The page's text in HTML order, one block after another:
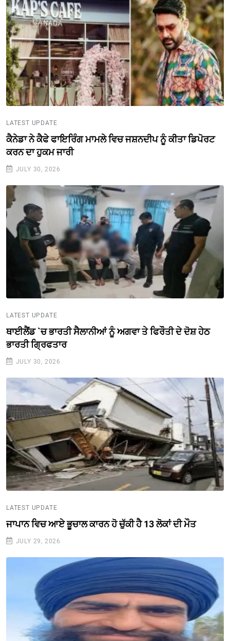
LATEST UPDATE
ਕੈਨੇਡਾ ਨੇ ਕੈਫੇ ਫਾਇਰਿੰਗ ਮਾਮਲੇ ਵਿਚ ਜਸ਼ਨਦੀਪ ਨੂੰ ਕੀਤਾ ਡਿਪੋਰਟ
ਕਰਨ ਦਾ ਹੁਕਮ ਜਾਰੀ
JULY 30, 2026
LATEST UPDATE
ਥਾਈਲੈਂਡ `ਚ ਭਾਰਤੀ ਸੈਲਾਨੀਆਂ ਨੂੰ ਅਗਵਾ ਤੇ ਫਿਰੌਤੀ ਦੇ ਦੋਸ਼ ਹੇਠ
ਭਾਰਤੀ ਗ੍ਰਿਫਤਾਰ
JULY 30, 2026
LATEST UPDATE
ਜਾਪਾਨ ਵਿਚ ਆਏ ਭੂਚਾਲ ਕਾਰਨ ਹੋ ਚੁੱਕੀ ਹੈ 13 ਲੋਕਾਂ ਦੀ ਮੌਤ
JULY 29, 2026